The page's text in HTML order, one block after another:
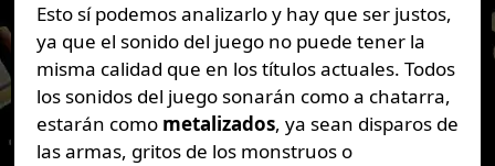
Esto sí podemos analizarlo y hay que ser justos,
ya que el sonido del juego no puede tener la
misma calidad que en los títulos actuales. Todos
los sonidos del juego sonarán como a chatarra,
estarán como metalizados, ya sean disparos de
las armas, gritos de los monstruos o